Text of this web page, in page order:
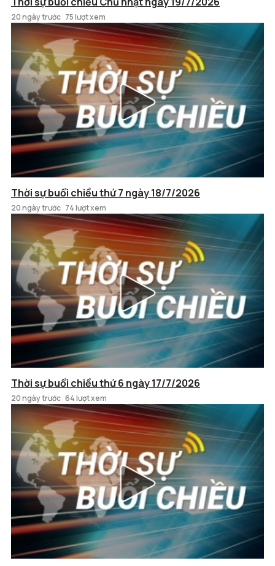
20 ngày trước 75 lượt xem
Thời sự buổi chiều thứ 7 ngày 18/7/2026
20 ngày trước 74 lượt xem
Thời sự buổi chiều thứ 6 ngày 17/7/2026
20 ngày trước 64 lượt xem